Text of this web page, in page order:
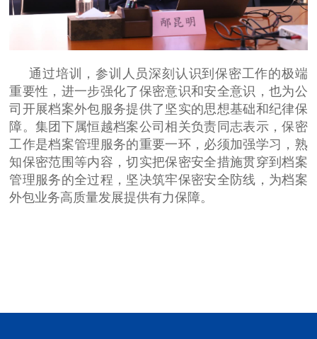
通过培训，参训人员深刻认识到保密工作的极端
重要性，进一步强化了保密意识和安全意识，也为公
司开展档案外包服务提供了坚实的思想基础和纪律保
障。集团下属恒越档案公司相关负责同志表示，保密
工作是档案管理服务的重要一环，必须加强学习，熟
知保密范围等内容，切实把保密安全措施贯穿到档案
管理服务的全过程，坚决筑牢保密安全防线，为档案
外包业务高质量发展提供有力保障。